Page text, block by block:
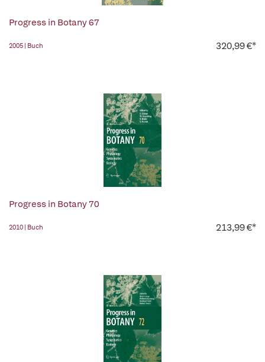
Progress in Botany 67
2005 | Buch 320,99 €*
Progress in Botany 70
2010 | Buch 213,99 €*